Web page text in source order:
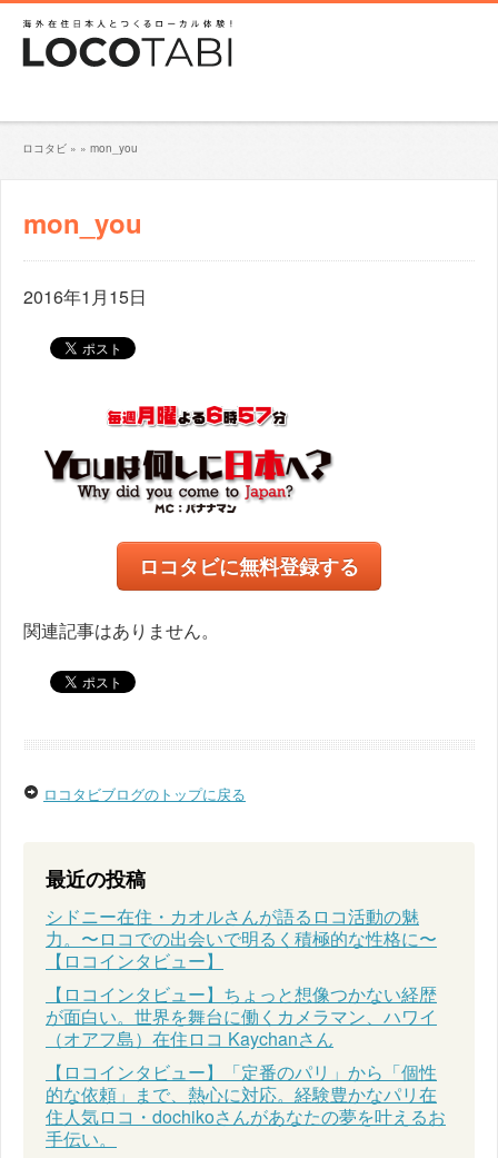
ロコタビ » » mon_you
mon_you
2016年1月15日
ロコタビに無料登録する
関連記事はありません。
ロコタビブログのトップに戻る
最近の投稿
シドニー在住・カオルさんが語るロコ活動の魅
力。〜ロコでの出会いで明るく積極的な性格に〜
【ロコインタビュー】
【ロコインタビュー】ちょっと想像つかない経歴
が面白い。世界を舞台に働くカメラマン、ハワイ
（オアフ島）在住ロコ Kaychanさん
【ロコインタビュー】「定番のパリ」から「個性
的な依頼」まで、熱心に対応。経験豊かなパリ在
住人気ロコ・dochikoさんがあなたの夢を叶えるお
手伝い。